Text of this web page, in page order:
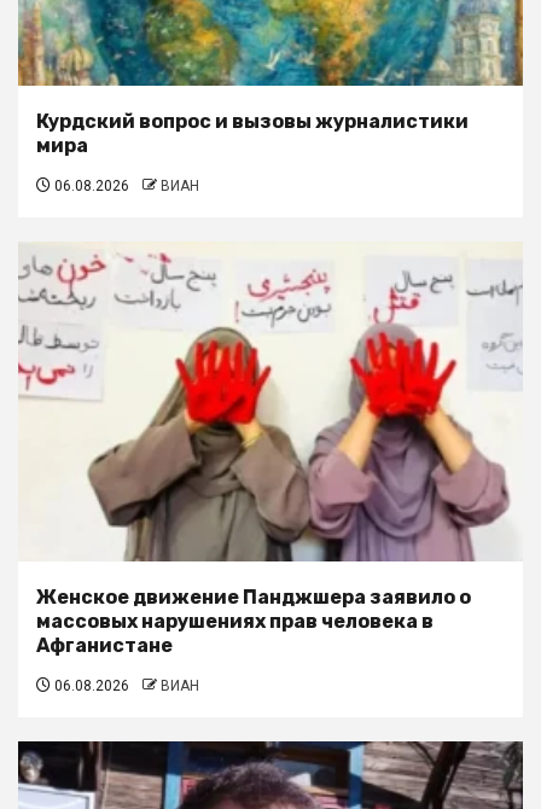
Курдский вопрос и вызовы журналистики
мира
06.08.2026 ВИАН
Женское движение Панджшера заявило о
массовых нарушениях прав человека в
Афганистане
06.08.2026 ВИАН